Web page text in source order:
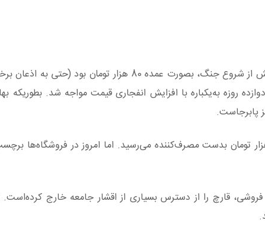
پابرجاست.
قارچ را از دسترس بسیاری از اقشار جامعه خارج